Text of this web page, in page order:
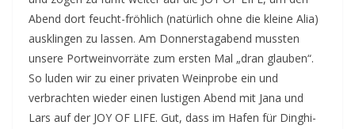
Abend dort feucht-fröhlich (natürlich ohne die kleine Alia)
ausklingen zu lassen. Am Donnerstagabend mussten
unsere Portweinvorräte zum ersten Mal „dran glauben“.
So luden wir zu einer privaten Weinprobe ein und
verbrachten wieder einen lustigen Abend mit Jana und
Lars auf der JOY OF LIFE. Gut, dass im Hafen für Dinghi-